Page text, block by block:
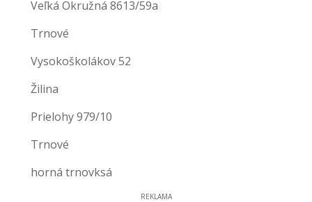
Veľká Okružná 8613/59a
Trnové
Vysokoškolákov 52
Žilina
Prielohy 979/10
Trnové
horná trnovksá
REKLAMA